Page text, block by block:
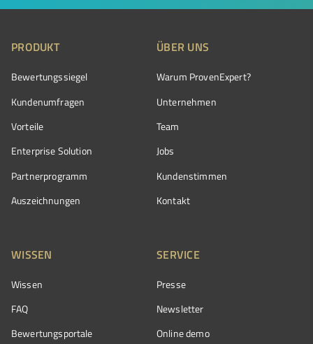
PRODUKT
Bewertungssiegel
Kundenumfragen
Vorteile
Enterprise Solution
Partnerprogramm
Auszeichnungen
ÜBER UNS
Warum ProvenExpert?
Unternehmen
Team
Jobs
Kundenstimmen
Kontakt
WISSEN
Wissen
FAQ
Bewertungsportale
SERVICE
Presse
Newsletter
Online demo